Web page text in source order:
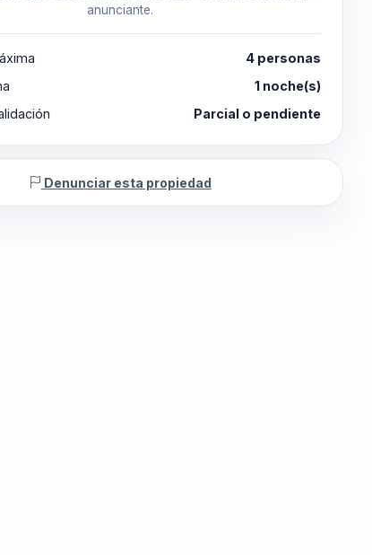
anunciante.
4 personas
1 noche(s)
Parcial o pendiente
Denunciar esta propiedad